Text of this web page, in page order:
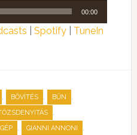
00:00
Spotify| TuneIn
, BŐVÍTÉS , BŰN ,
,
GÉP , GIANNI ANNONI ,